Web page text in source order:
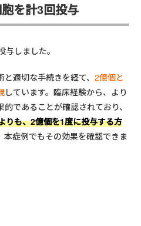
を計3回投与
しました。
適切な手続きを経て、 2億個と
しています。臨床経験から、より
であることが確認されており、
りも、2億個を1度に投与する方
本症例でもその効果を確認できま